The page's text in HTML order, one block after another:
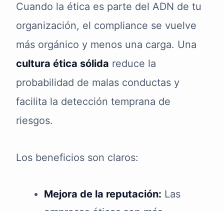
Cuando la ética es parte del ADN de tu
organización, el compliance se vuelve
más orgánico y menos una carga. Una
cultura ética sólida reduce la
probabilidad de malas conductas y
facilita la detección temprana de
riesgos.
Los beneficios son claros:
Mejora de la reputación: Las